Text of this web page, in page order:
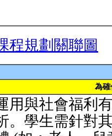
程規劃關聯圖
為
用與社會福利
。學生需針對